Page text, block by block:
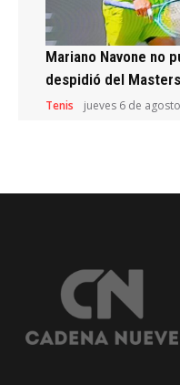
Mariano Navone no
despidió del
Tenis jueves 6 de